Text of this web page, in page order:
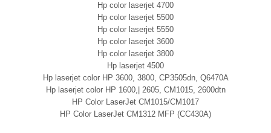
Hp color laserjet 4700
Hp color laserjet 5500
Hp color laserjet 5550
Hp color laserjet 3600
Hp color laserjet 3800
Hp laserjet 4500
Hp laserjet color HP 3600, 3800, CP3505dn, Q6470A
Hp laserjet color HP 1600,| 2605, CM1015, 2600dtn
HP Color LaserJet CM1015/CM1017
HP Color LaserJet CM1312 MFP (CC430A)